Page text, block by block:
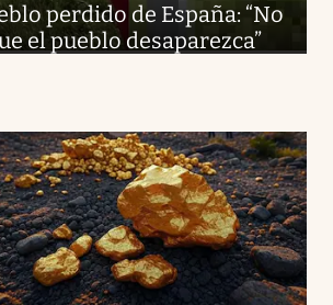
perdido de España: “No
el pueblo desaparezca”